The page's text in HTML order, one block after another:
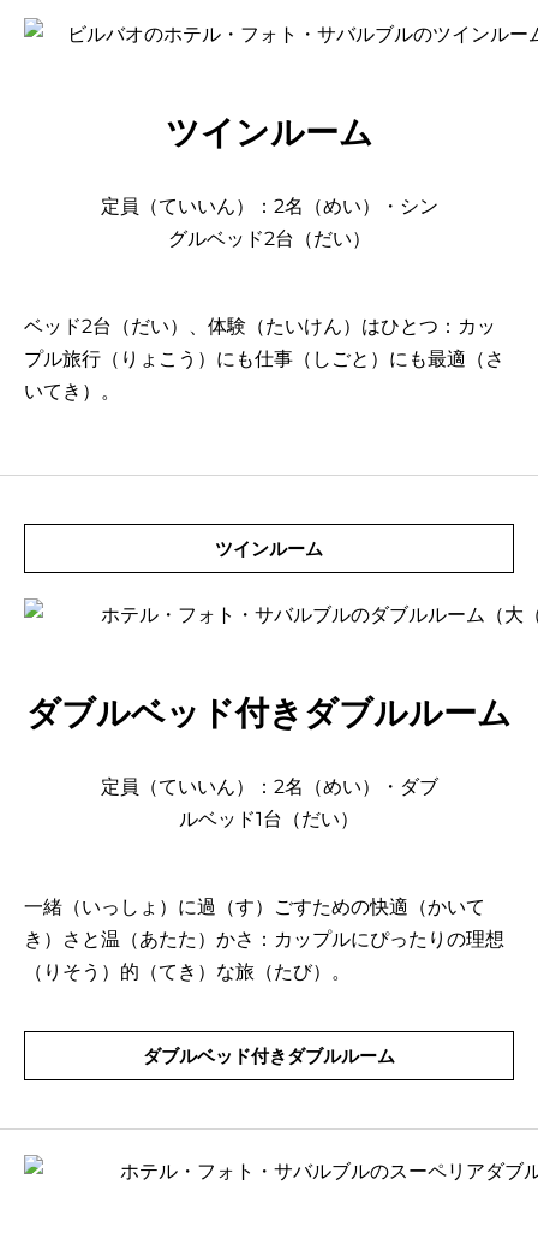
ツインルーム
定員（ていいん）：2名（めい）・シン
グルベッド2台（だい）
ベッド2台（だい）、体験（たいけん）はひとつ：カッ
プル旅行（りょこう）にも仕事（しごと）にも最適（さ
いてき）。
ツインルーム
ダブルベッド付きダブルルーム
定員（ていいん）：2名（めい）・ダブ
ルベッド1台（だい）
一緒（いっしょ）に過（す）ごすための快適（かいて
き）さと温（あたた）かさ：カップルにぴったりの理想
（りそう）的（てき）な旅（たび）。
ダブルベッド付きダブルルーム